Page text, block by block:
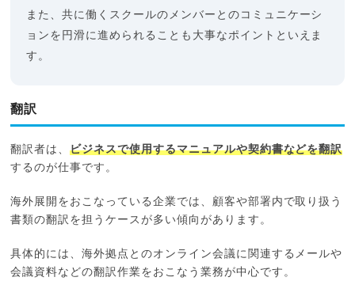
また、共に働くスクールのメンバーとのコミュニケーシ
ョンを円滑に進められることも大事なポイントといえま
す。
翻訳
翻訳者は、ビジネスで使用するマニュアルや契約書などを翻訳
するのが仕事です。
海外展開をおこなっている企業では、顧客や部署内で取り扱う
書類の翻訳を担うケースが多い傾向があります。
具体的には、海外拠点とのオンライン会議に関連するメールや
会議資料などの翻訳作業をおこなう業務が中心です。